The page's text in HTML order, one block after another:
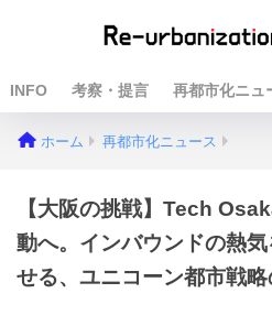
INFO 考察・提言 再都市化ニュ
ホーム 再都市化ニュース
【大阪の挑戦】Tech
動へ。インバウンドの熱
せる、ユニコーン都市戦